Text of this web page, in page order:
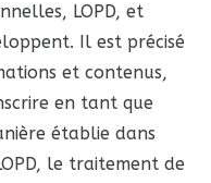
LOPD, et
Il est précisé
et contenus,
en tant que
établie dans
le traitement de